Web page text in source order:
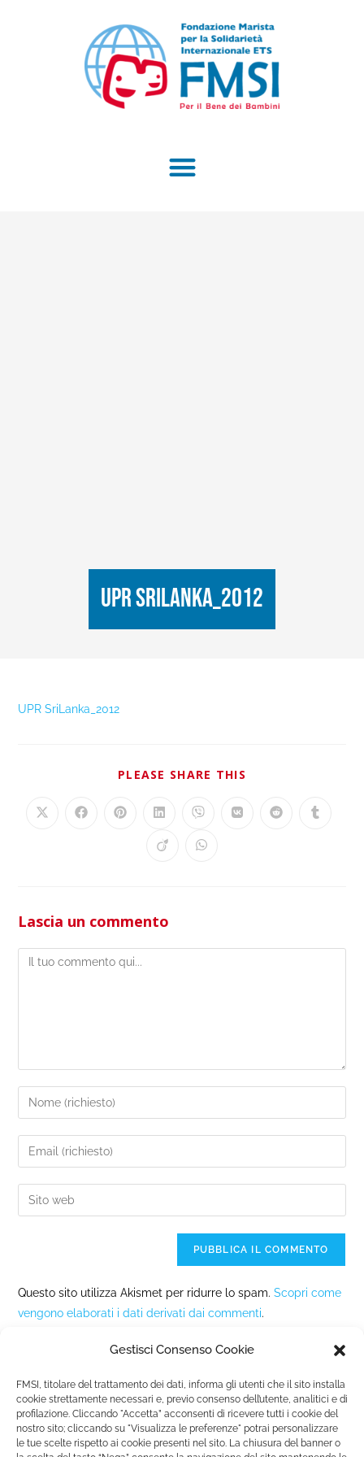
Gestisci Consenso Cookie
FMSI, titolare del trattamento dei dati, informa gli utenti che il sito installa
cookie strettamente necessari e, previo consenso dell’utente, analitici e di
profilazione. Cliccando "Accetta” acconsenti di ricevere tutti i cookie del
nostro sito; cliccando su "Visualizza le preferenze" potrai personalizzare
le tue scelte rispetto ai cookie presenti nel sito. La chiusura del banner o
UPR SriLanka_2012
UPR SriLanka_2012
PLEASE SHARE THIS
Lascia un commento
Questo sito utilizza Akismet per ridurre lo spam.Scopri come
vengono elaborati i dati derivati dai commenti.
Fondazione Marista per la Solidarietà Internazionale ETS